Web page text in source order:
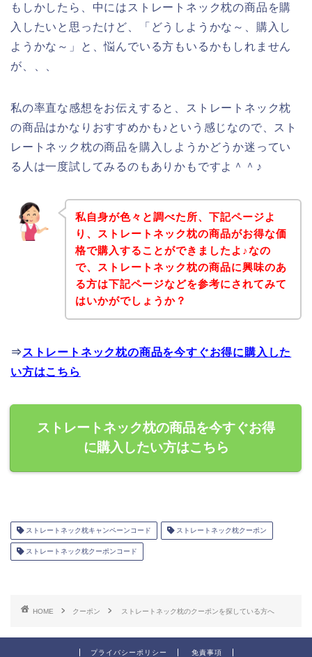
もしかしたら、中にはストレートネック枕の商品を購
入したいと思ったけど、「どうしようかな～、購入し
ようかな～」と、悩んでいる方もいるかもしれません
が、、、
私の率直な感想をお伝えすると、ストレートネック枕
の商品はかなりおすすめかも♪という感じなので、スト
レートネック枕の商品を購入しようかどうか迷ってい
る人は一度試してみるのもありかもですよ＾＾♪
私自身が色々と調べた所、下記ページよ
り、ストレートネック枕の商品がお得な価
格で購入することができましたよ♪なの
で、ストレートネック枕の商品に興味のあ
る方は下記ページなどを参考にされてみて
はいかがでしょうか？
⇒ ストレートネック枕の商品を今すぐお得に購入した
い方はこちら
ストレートネック枕の商品を今すぐお得
に購入したい方はこちら
ストレートネック枕キャンペーンコード ストレートネック枕クーポン
ストレートネック枕クーポンコード
HOME クーポン ストレートネック枕のクーポンを探している方へ
プライバシーポリシー 免責事項